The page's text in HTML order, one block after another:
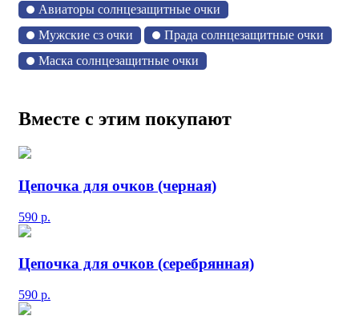
Авиаторы солнцезащитные очки
Мужские сз очки
Прада солнцезащитные очки
Маска солнцезащитные очки
Вместе с этим покупают
Цепочка для очков (черная)
590 р.
Цепочка для очков (серебрянная)
590 р.